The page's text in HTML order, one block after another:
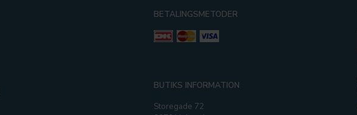
BETALINGSMETODER
BUTIKS INFORMATION
Storegade 72